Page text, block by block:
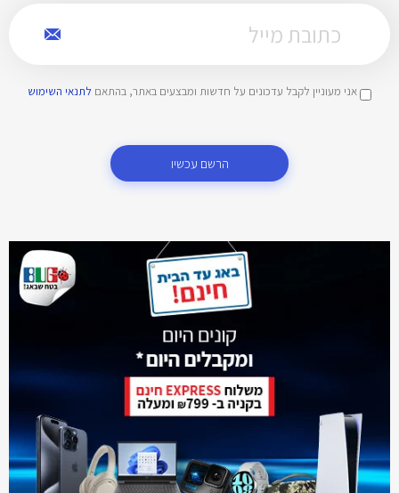
אני מעוניין לקבל עדכונים על חדשות ומבצעים באתר, בהתאם לתנאי השימוש
הרשם עכשיו